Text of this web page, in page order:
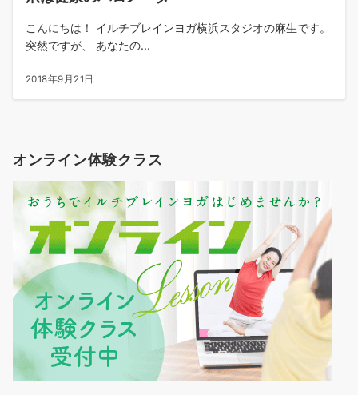
こんにちは！ イルチブレインヨガ横浜スタジオの麻生です。
突然ですが、 あなたの...
2018年9月21日
オンライン体験クラス